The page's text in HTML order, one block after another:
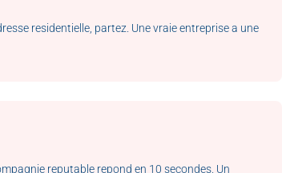
residentielle, partez. Une vraie entreprise a une
reputable repond en 10 secondes. Un